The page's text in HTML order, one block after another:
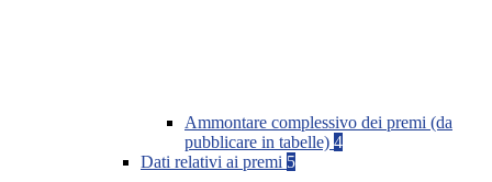
Ammontare complessivo dei premi (da
pubblicare in tabelle) 4
Dati relativi ai premi 5